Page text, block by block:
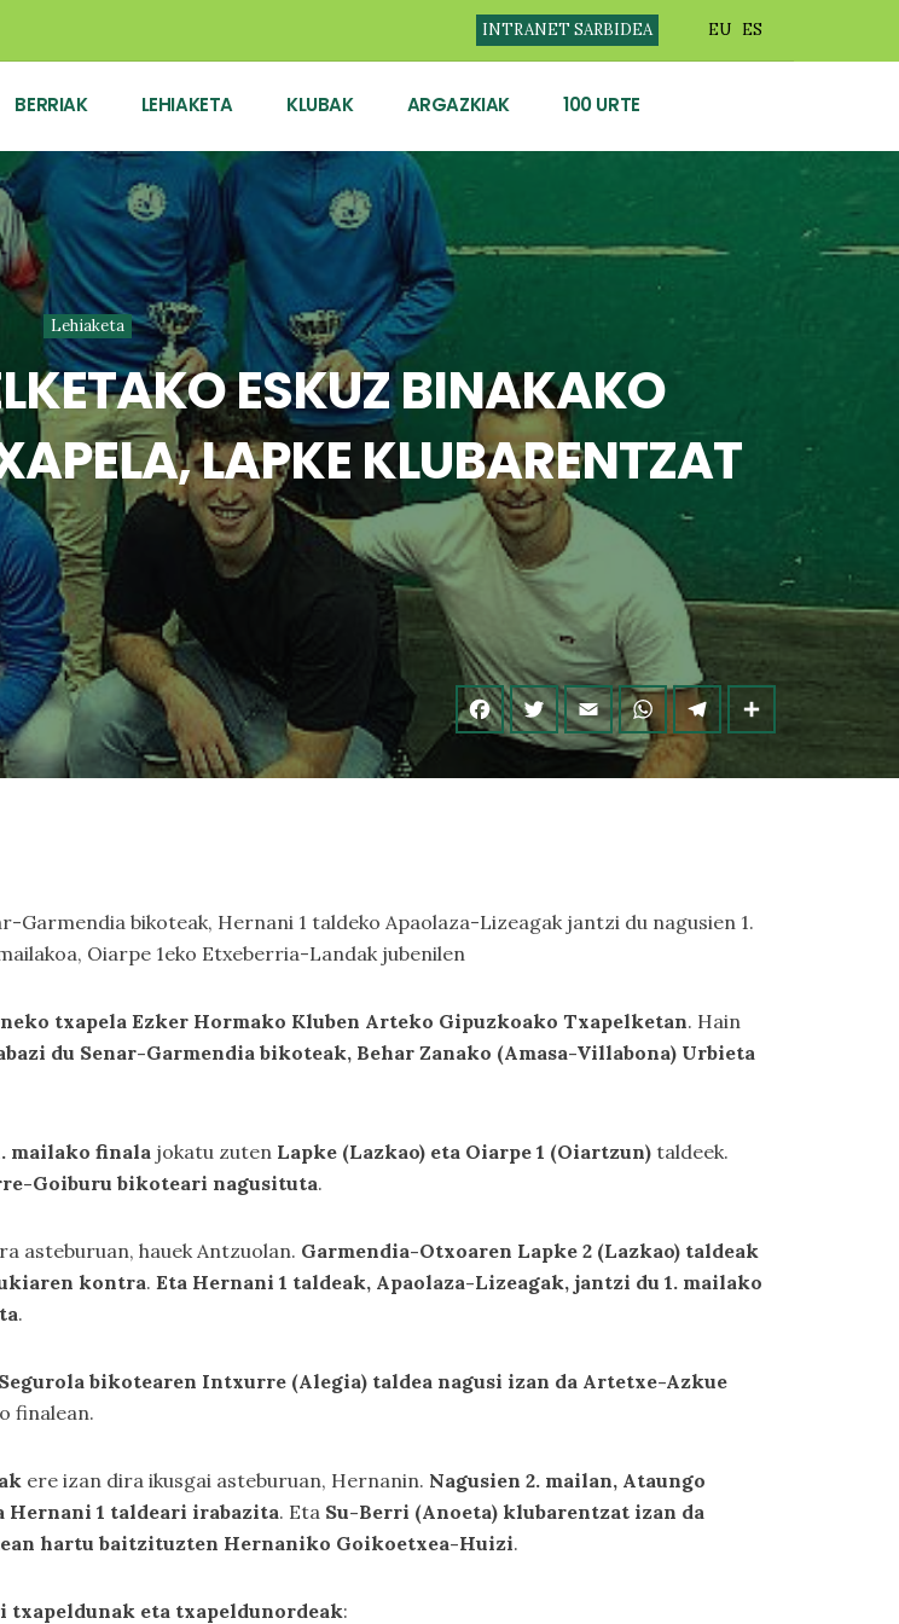
INTRANET SARBIDEA EU ES
BERRIAK LEHIAKETA KLUBAK ARGAZKIAK 100 URTE
Lehiaketa
ESKUZ BINAKAKO
LAPKE KLUBARENTZAT
Garmendia bikoteak, Hernani 1 taldeko Apaolaza-Lizeagak jantzi du nagusien 1.
Oiarpe 1eko Etxeberria-Landak jubenilen
txapela Ezker Hormako Kluben Arteko Gipuzkoako Txapelketan. Hain
du Senar-Garmendia bikoteak, Behar Zanako (Amasa-Villabona) Urbieta
mailako finala jokatu zuten Lapke (Lazkao) eta Oiarpe 1 (Oiartzun) taldeek.
Goiburu bikoteari nagusituta.
asteburuan, hauek Antzuolan. Garmendia-Otxoaren Lapke 2 (Lazkao) taldeak
kontra. Eta Hernani 1 taldeak, Apaolaza-Lizeagak, jantzi du 1. mailako
.
bikotearen Intxurre (Alegia) taldea nagusi izan da Artetxe-Azkue
finalean.
ere izan dira ikusgai asteburuan, Hernanin. Nagusien 2. mailan, Ataungo
1 taldeari irabazita. Eta Su-Berri (Anoeta) klubarentzat izan da
hartu baitzituzten Hernaniko Goikoetxea-Huizi.
eta txapeldunordeak: